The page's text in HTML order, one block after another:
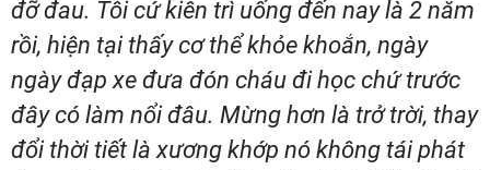
đỡ đau. Tôi cứ kiên trì uống đến nay là 2 năm
rồi, hiện tại thấy cơ thể khỏe khoắn, ngày
ngày đạp xe đưa đón cháu đi học chứ trước
đây có làm nổi đâu. Mừng hơn là trở trời, thay
đổi thời tiết là xương khớp nó không tái phát